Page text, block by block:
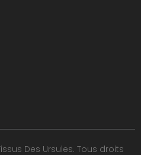
Des Ursules. Tous droits